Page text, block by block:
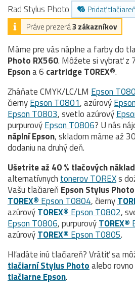
Rad Stylus Photo
Pridať
Práve prezerá3 zákazníkov
Máme pre vás náplne a farby do
Photo RX560. Môžete si vybrať z
Epsona 6 cartridge TOREX®.
Zháňate CMYK/LC/LM Epson
čiernyEpson T0801, azúrový
Epson T0803, svetlo azúrový
purpurovýEpson T0806? U nás
náplní Epson, skladom máme až
dodaniu na druhý deň.
Ušetrite až 40 % tlačových
alternatívnychtonerov TOREXs
Vašu tlačiareň Epson Stylus
TOREX®Epson T0804, čierny
azúrovýTOREX®Epson T0802,
Epson T0806, purpurovýTOREX®
azúrovýTOREX®Epson T0805.
Hľadáte inú tlačiareň? Vrátiť sa
tlačiarní Stylus Photoalebo
tlačiarne Epson.